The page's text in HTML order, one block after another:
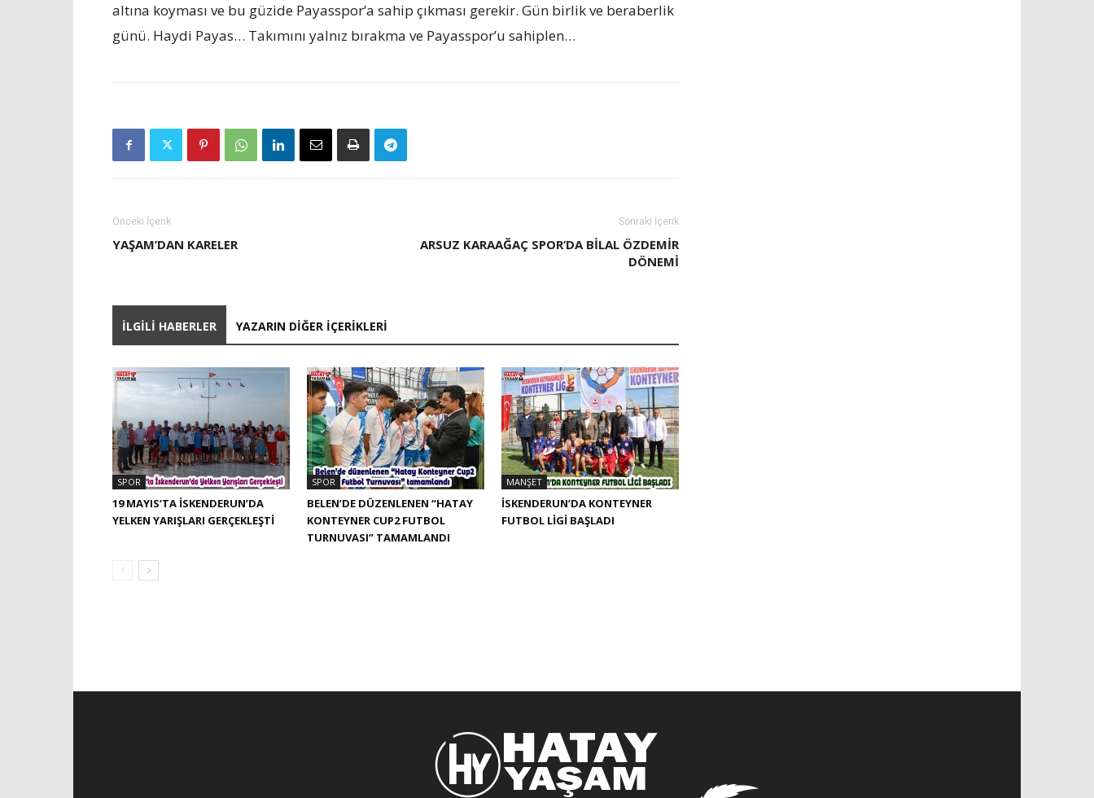
altına koyması ve bu güzide Payasspor’a sahip çıkması gerekir. Gün birlik ve beraberlik
günü. Haydi Payas… Takımını yalnız bırakma ve Payasspor’u sahiplen…
Önceki İçerik
YAŞAM’DAN KARELER
Sonraki İçerik
ARSUZ KARAAĞAÇ SPOR’DA BİLAL ÖZDEMİR
DÖNEMİ
İLGILI HABERLER YAZARIN DIĞER İÇERIKLERI
SPOR
19 MAYIS’TA İSKENDERUN’DA
YELKEN YARIŞLARI GERÇEKLEŞTI
SPOR
BELEN’DE DÜZENLENEN “HATAY
KONTEYNER CUP2 FUTBOL
TURNUVASI” TAMAMLANDI
MANŞET
İSKENDERUN’DA KONTEYNER
FUTBOL LİGİ BAŞLADI